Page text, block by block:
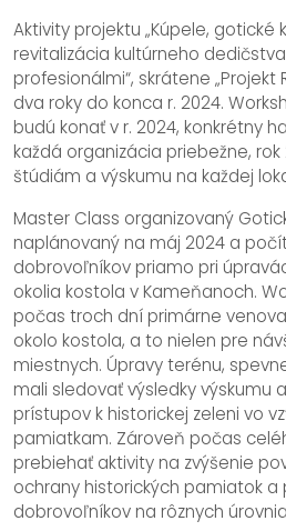
Aktivity projektu „Kúpele,
revitalizácia kultúrneho
profesionálmi“, skrátene „Projekt
dva roky do konca r. 2024.
budú konať v r. 2024, konkrétny
každá organizácia priebežne,
štúdiám a výskumu na každej
Master Class organizovaný
naplánovaný na máj 2024 a
dobrovoľníkov priamo pri
okolia kostola v Kameňanoch.
počas troch dní primárne
okolo kostola, a to nielen pre
miestnych. Úpravy terénu,
mali sledovať výsledky výskumu
prístupov k historickej zeleni vo
pamiatkam. Zároveň počas
prebiehať aktivity na zvýšenie
ochrany historických pamiatok
dobrovoľníkov na rôznych